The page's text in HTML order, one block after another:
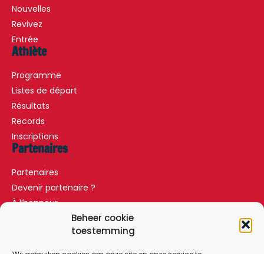
Beheer cookie
toestemming
Nouvelles
Revivez
Entrée
Athlète
Programme
Listes de départ
Résultats
Records
Inscriptions
Partenaires
Partenaires
Devenir partenaire ?
À l’honneur